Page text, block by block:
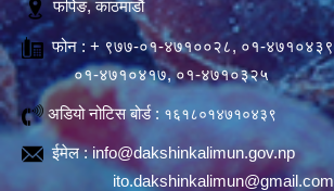
फर्पिङ, काठमाडौं
फोन : + ९७७-०१-४७१००२८, ०१-४७१०४३९
०१-४७१०४१७, ०१-४७१०३२५
अडियो नोटिस बोर्ड : १६१८०१४७१०४३९
ईमेल :info@dakshinkalimun.gov.np
ito.dakshinkalimun@gmail.com